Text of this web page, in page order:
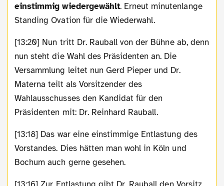
einstimmig wiedergewählt. Erneut minutenlange
Standing Ovation für die Wiederwahl.
[13:20] Nun tritt Dr. Rauball von der Bühne ab, denn
nun steht die Wahl des Präsidenten an. Die
Versammlung leitet nun Gerd Pieper und Dr.
Materna teilt als Vorsitzender des
Wahlausschusses den Kandidat für den
Präsidenten mit: Dr. Reinhard Rauball.
[13:18] Das war eine einstimmige Entlastung des
Vorstandes. Dies hätten man wohl in Köln und
Bochum auch gerne gesehen.